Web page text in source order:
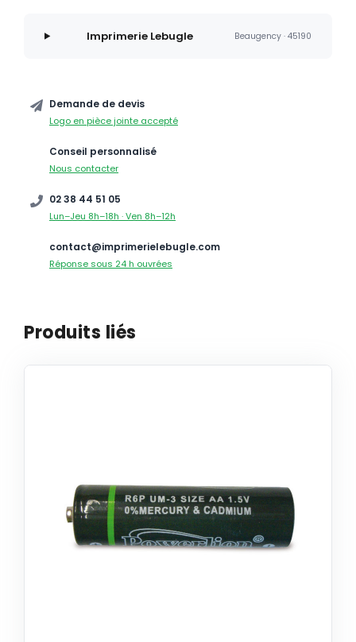
Imprimerie Lebugle Beaugency · 45190
Demande de devis
Logo en pièce jointe accepté
Conseil personnalisé
Nous contacter
02 38 44 51 05
Lun–Jeu 8h–18h · Ven 8h–12h
contact@imprimerielebugle.com
Réponse sous 24 h ouvrées
Produits liés